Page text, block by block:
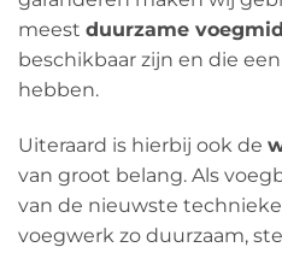
meest duurzame
beschikbaar zijn en die een
hebben.
Uiteraard is hierbij ook de
van groot belang. Als
van de nieuwste
voegwerk zo duurzaam,